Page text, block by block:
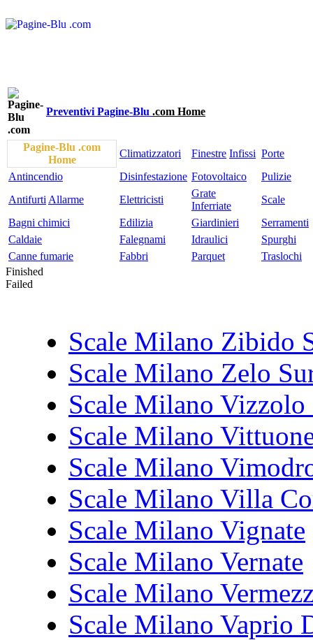
Preventivi Pagine-Blu .com Home
Pagine-Blu .com
Home
Climatizzatori Finestre Infissi Porte
Antincendio
Disinfestazione Fotovoltaico
Pulizie
Antifurti Allarme Elettricisti
Grate
Inferriate
Scale
Bagni chimici
Edilizia Giardinieri
Serramenti
Caldaie
Falegnami Idraulici
Spurghi
Canne fumarie
Fabbri Parquet
Traslochi
Finished
Failed
Scale Milano Zibido
Scale Milano Zelo
Scale Milano Vizzolo
Scale Milano
Scale Milano
Scale Milano Villa
Scale Milano Vignate
Scale Milano Vernate
Scale Milano
Scale Milano Vaprio